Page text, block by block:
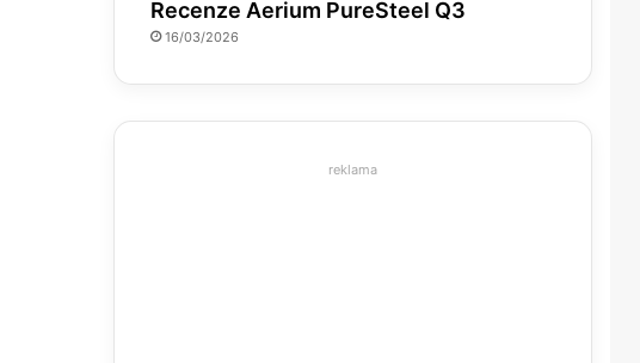
Recenze Aerium PureSteel Q3
16/03/2026
reklama